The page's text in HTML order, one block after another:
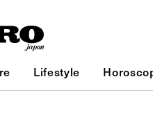
Lifestyle